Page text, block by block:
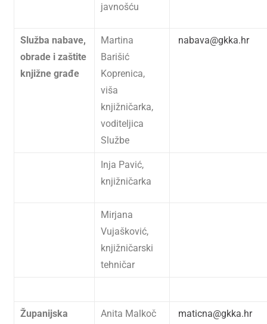
javnošću
Služba nabave,
obrade i zaštite
knjižne građe
Martina
Barišić
Koprenica,
viša
knjižničarka,
voditeljica
Službe
nabava@gkka.hr
Inja Pavić,
knjižničarka
Mirjana
Vujašković,
knjižničarski
tehničar
Županijska
Anita Malkoč
maticna@gkka.hr